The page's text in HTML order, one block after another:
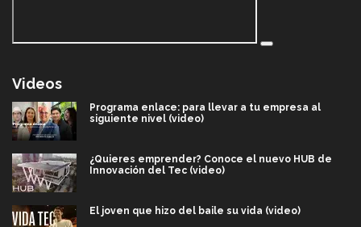
Videos
Programa enlace: para llevar a tu empresa al
siguiente nivel (video)
¿Quieres emprender? Conoce el nuevo HUB de
Innovación del Tec (video)
El joven que hizo del baile su vida (video)